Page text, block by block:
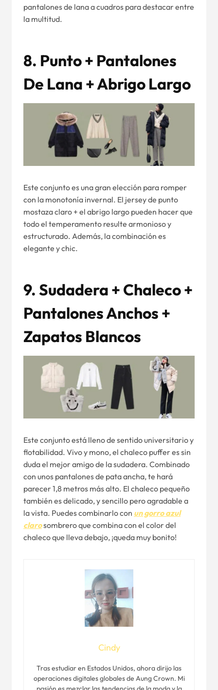
pantalones de lana a cuadros para destacar entre
la multitud.
8. Punto + Pantalones
De Lana + Abrigo Largo
Este conjunto es una gran elección para romper
con la monotonía invernal. El jersey de punto
mostaza claro + el abrigo largo pueden hacer que
todo el temperamento resulte armonioso y
estructurado. Además, la combinación es
elegante y chic.
9. Sudadera + Chaleco +
Pantalones Anchos +
Zapatos Blancos
Este conjunto está lleno de sentido universitario y
flotabilidad. Vivo y mono, el chaleco puffer es sin
duda el mejor amigo de la sudadera. Combinado
con unos pantalones de pata ancha, te hará
parecer 1,8 metros más alto. El chaleco pequeño
también es delicado, y sencillo pero agradable a
la vista. Puedes combinarlo con un gorro azul
clarosombrero que combina con el color del
chaleco que lleva debajo, ¡queda muy bonito!
Cindy
Tras estudiar en Estados Unidos, ahora dirijo las
operaciones digitales globales de Aung Crown. Mi